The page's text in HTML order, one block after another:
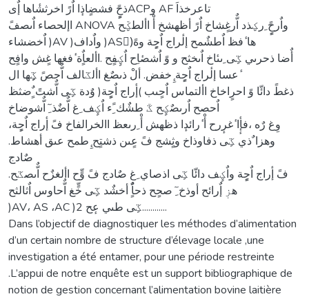
ذحًٍٍ فشضٍاذٕا اٌرً اخرثشٔاها إٌىACPو AF تاعرخذاَ
اإلحصاء اٌىصفً ANOVA واٌرحًٍٍ ِرؼذد اٌّرغٍشاخ اٌرً أظهشخ أْ األطؼّح
اٌخضشاء )AV )واٌداف )AS)ٌها ٔفظ اٌطشٌمح إلٔراج اٌحٍٍة وهً
أٌضا ذحرىي ػٍى ِىىٔاخ اٌىخثح و وً اٌشصٔاِح اٌؼٍفٍح .األعاٌٍة ٔفغها غٍش وافٍح
ٔعسا إلٔراج اٌحٍٍة ِٕخفض. ألْ ذىصٌغ األػالف اٌّحصً ػٍٍها ال
ذغطً دائّا وً احرٍاخاخ األتماس اٌحٍىب )إٔراج اٌحٍٍة( وٌدة ػٍى اٌّشتً ٌٍضثظ
اٌحصح اٌرىصٌؼٍح ػٓ طشٌك ًِء اٌؼٍف ِغ اٌّضٌذ ِٓ اٌّشوضاخ
وِغ رٌه ،فإٕٔا ٔغرٕرح أْ ٔرائدٕا ذظهش أْ ِرىعظ االخرالفاخ فً إٔراج اٌحٍٍة،
وهزا ٌذي ػٍى ذفاوذاخ وثٍشج فً عٍىن ذشتٍح ِٕطمح عىق أهشاط.
صٌادج
فً إٔراج اٌحٍٍة واٌؼٍف دائّا ػٍى اذصاي ِغ صٌادج فً وٍّح األغزٌح اٌّىصػح.
هزٖ إٌرائح أوذخ ِٓ صحٍح ذحاًٌٍ أخشٌد ػٍى خٍّغ اٌّحاوس اٌثالثح
)AV، AS ،AC )ػٍى طىي عٕح 2............
Dans l’objectif de diagnostiquer les méthodes d’alimentation
d’un certain nombre de structure d’élevage locale ,une
investigation a été entamer, pour une période restreinte
.L’appui de notre enquête est un support bibliographique de
notion de gestion concernant l’alimentation bovine laitière